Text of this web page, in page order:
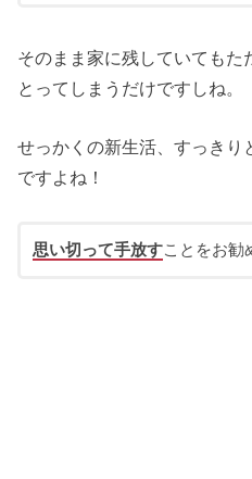
そのまま家に残していてもた
とってしまうだけですしね。
せっかくの新生活、すっきり
ですよね！
思い切って手放すことをお勧